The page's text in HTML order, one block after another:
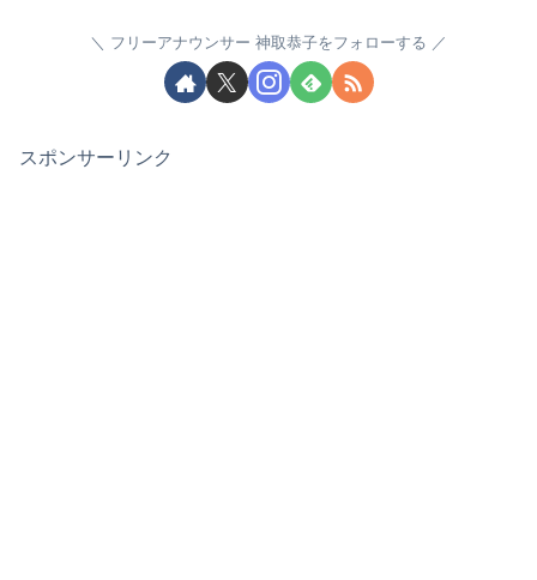
フリーアナウンサー 神取恭子をフォローする
スポンサーリンク